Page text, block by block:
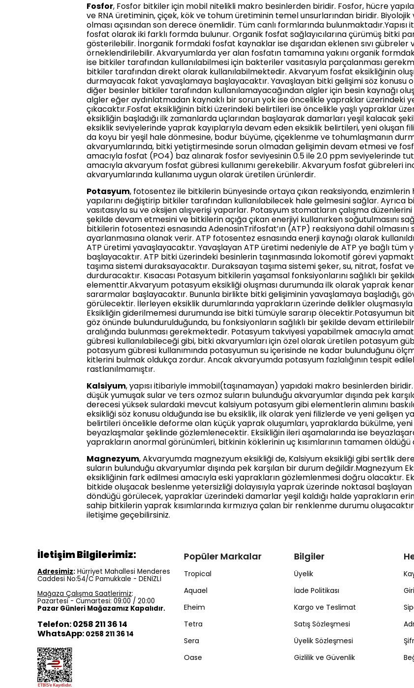
Fosfor, Fosfor bitkiler için mobil nitelikli makro besinlerden biridir. Fosfor, hücre
ve RNA üretiminin, çiçek, kök ve tohum üretiminin temel unsurlarından biridir.
olması açısından son derece önemlidir. Tüm canlı formlarında
fosfat olarak iki farklı formda bulunur. Organik fosfat sağlayıcılarına çürümüş bitki
gösterilebilir. İnorganik formdaki fosfat kaynaklar ise dışarıdan eklenen sıvı
örneklendirilebilir. Akvaryumlarda yer alan fosfatın tamamına yakını organik
ise bitkiler tarafından kullanılabilmesi için bakteriler vasıtasıyla parçalanması
bitkiler tarafından direkt olarak kullanılabilmektedir. Akvaryum fosfat eksikliğinin
durmayacak fakat yavaşlamaya başlayacaktır. Yavaşlayan bitki gelişimi söz konusu
diğer besinler bitkiler tarafından kullanılamayacağından algler için besin kaynağı
algler eğer aydınlatmadan kaynaklı bir sorun yok ise öncelikle yapraklar üzerindeki
çıkacaktır.Fosfat eksikliğinin bitki üzerindeki belirtileri ise öncelikle yaşlı yapraklar
eksikliğin başladığı ilk zamanlarda uçlarından başlayarak damarları yeşil kalacak
eksiklik seviyelerinde yaprak kayıplarıyla devam eden eksiklik belirtileri, yeni oluşan
da koyu bir yeşil hale dönmesine, bodur büyüme, çiçeklenme ve tohumlaşmanın
akvaryumlarında, bitki yetiştirmesinde sorun olmadan gelişimin devam etmesi ve
amacıyla fosfat (PO4) baz alınarak fosfor seviyesinin 0.5 ile 2.0 ppm seviyelerinde
amacıyla akvaryum fosfat gübresi kullanımı gerekebilir. Akvaryum fosfat gübreleri
akvaryumlarında kullanıma uygun olarak üretilen ürünlerdir.
Potasyum, fotosentez ile bitkilerin bünyesinde ortaya çıkan reaksiyonda,
yapılarını değiştirip bitkiler tarafından kullanılabilecek hale gelmesini sağlar.
vasıtasıyla su ve oksijen alışverişi yaparlar. Potasyum stomatların çalışma
şekilde devam etmesini ve bitkilerin açığa çıkan enerjiyi kullanırken soğutulmasını
bitkilerin fotosentezi esnasında AdenosinTrifosfat’ın (ATP) reaksiyona dahil olmasını
ayarlanmasına olanak verir. ATP fotosentez esnasında enerji kaynağı olarak
ATP üretimi yavaşlayacaktır. Yavaşlayan ATP üretimi nedeniyle de ATP ye bağlı tüm
başlayacaktır. ATP bitki üzerindeki besinlerin taşınmasında lokomotif görevi
taşıma sistemi duraksayacaktır. Duraksayan taşıma sistemi şeker, su, nitrat, fosfat
durduracaktır. Kısacası Potasyum bitkilerin yaşamsal fonksiyonlarını sağlıklı bir
elementtir.Akvaryum potasyum eksikliği oluşması durumunda ilk olarak yaprak
sararmalar başlayacaktır. Bununla birlikte bitki gelişiminin yavaşlamaya başladığı,
görülecektir. İlerleyen eksiklik durumlarında yaprakların üzerinde delikler
Eksikliğin giderilmemesi durumunda ise bitki tümüyle sararıp ölecektir.Potasyumun
göz önünde bulundurulduğunda, bu fonksiyonların sağlıklı bir şekilde devam
aralığında bulunması gerekmektedir. Potasyum takviyesi yapabilmek amacıyla
gübresi kullanılabileceği gibi, bitki akvaryumları için özel olarak üretilen potasyum
potasyum gübresi kullanımında potasyumun su içerisinde ne kadar bulunduğunu
kitlerini bulmak oldukça zordur. Ancak akvaryumda potasyum fazlalığının tespit
rastlanılmamıştır.
Kalsiyum, yapısı itibariyle immobil(taşınamayan) yapıdaki makro besinlerden
düşük yumuşak sular ve ters ozmoz suların bulunduğu akvaryumlar dışında pek
derecesi yüksek sulardaki mevcut kalsiyum potasyum gibi elementlerin alımını
eksikliği söz konusu olduğunda ise bu eksiklik, ilk olarak yeni filizlerde ve yeni gelişen
belirtileri öncelikle deforme olan küçük yaprak oluşumları, yapraklarda bükülme,
beyazlaşmalar şeklinde gözlemlenecektir. Eksikliğin ileri aşamalarında ise
yaprakların anormal görünümleri, bitkinin köklerinin uç kısımlarının tamamen
Magnezyum, Akvaryumda magnezyum eksikliği de, Kalsiyum eksikliği gibi sertlik
suların bulunduğu akvaryumlar dışında pek karşılan bir durum değildir.Magnezyum
eksikliğinin fark edilmesi amacıyla eski yaprakların gözlemlenmesi doğru olacaktır.
bitkide oluşacak beslenme yetersizliği dolayısıyla yaprak üzerinde noktasal
döndüğü görülecek, yapraklar üzerindeki damarlar yeşil kaldığı halde yaprakların
sahip bitkilerin yaprak kısımlarında kırmızıya çalan bir renklenme durumu
iletişime geçebilirsiniz.
Popüler Markalar
Tropical
Aquael
Eheim
Tetra
Sera
Oase
Bilgiler
Üyelik
İade Politikası
Kargo ve Teslimat
Satış Sözleşmesi
Üyelik Sözleşmesi
Gizlilik ve Güvenlik
İletişim Bilgilerimiz:
Adresimiz: Hürriyet Mahallesi Menderes
Caddesi No:54/C Pamukkale - DENİZLİ
Mağaza Çalışma Saatlerimiz:
Pazartesi - Cumartesi: 09:00 / 20:00
Pazar Günleri Mağazamız Kapalıdır.
Telefon: 0258 211 36 14
WhatsApp: 0258 211 36 14